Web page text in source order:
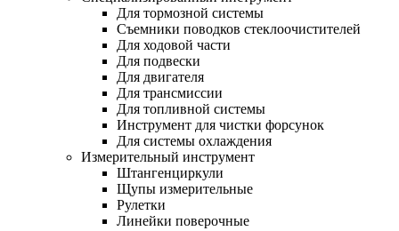
Для тормозной системы
Съемники поводков стеклоочистителей
Для ходовой части
Для подвески
Для двигателя
Для трансмиссии
Для топливной системы
Инструмент для чистки форсунок
Для системы охлаждения
Измерительный инструмент
Штангенциркули
Щупы измерительные
Рулетки
Линейки поверочные